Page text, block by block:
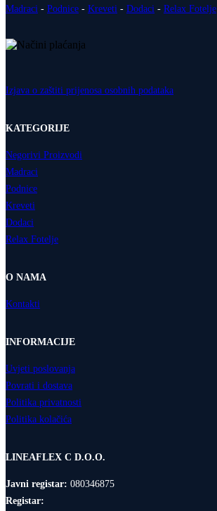
Madraci - Podnice - Kreveti - Dodaci - Relax Fotelje
Izjava o zaštiti prijenosa osobnih podataka
KATEGORIJE
Negorivi Proizvodi
Madraci
Podnice
Kreveti
Dodaci
Relax Fotelje
O NAMA
Kontakti
INFORMACIJE
Uvjeti poslovanja
Povrati i dostava
Politika privatnosti
Politika kolačića
LINEAFLEX C D.O.O.
Javni registar: 080346875
Registar: